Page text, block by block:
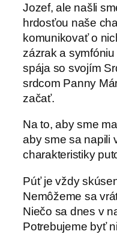
Jozef, ale našli
hrdosťou naše
komunikovať o
zázrak a
spája so svojím
srdcom Panny
začať.
Na to, aby sme
aby sme sa napili
charakteristiky
Púť je vždy
Nemôžeme sa
Niečo sa dnes v
Potrebujeme byť